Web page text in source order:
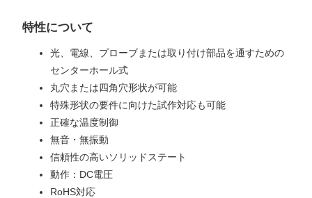
特性について
光、電線、プローブまたは取り付け部品を通すための
センターホール式
丸穴または四角穴形状が可能
特殊形状の要件に向けた試作対応も可能
正確な温度制御
無音・無振動
信頼性の高いソリッドステート
動作：DC電圧
RoHS対応